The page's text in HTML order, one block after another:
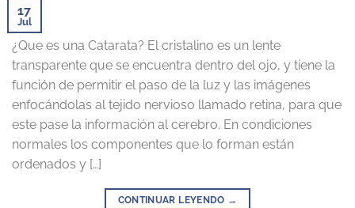
17
Jul
¿Que es una Catarata? El cristalino es un lente
transparente que se encuentra dentro del ojo, y tiene la
función de permitir el paso de la luz y las imágenes
enfocándolas al tejido nervioso llamado retina, para que
este pase la información al cerebro. En condiciones
normales los componentes que lo forman están
ordenados y […]
CONTINUAR LEYENDO →